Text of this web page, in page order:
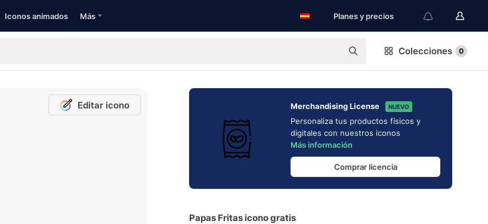
Iconos animados Más Planes y precios
Colecciones 0
Editar icono Merchandising License NUEVO
Personaliza tus productos físicos y
digitales con nuestros iconos
Más información
Comprar licencia
Papas Fritas icono gratis